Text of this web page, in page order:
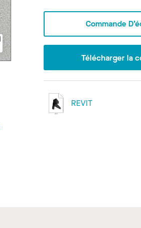
Commande
Télécharger la
REVIT